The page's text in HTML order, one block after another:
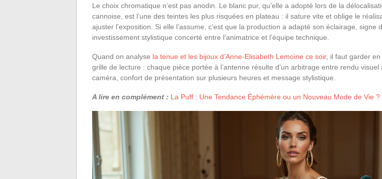
Le choix chromatique n’est pas anodin. Le blanc pur, qu’elle a adopté lors de la
cannoise, est l’une des teintes les plus risquées en plateau : il sature vite et oblige le
ajuster l’exposition. Si elle l’assume, c’est que la production a adapté son éclairage, signe
investissement stylistique concerté entre l’animatrice et l’équipe technique.
Quand on analyse la tenue et les bijoux d’Anne-Elisabeth Lemoine ce soir, il faut garder
grille de lecture : chaque pièce portée à l’antenne résulte d’un arbitrage entre rendu visuel
caméra, confort de présentation sur plusieurs heures et message stylistique.
A lire en complément : La Puff : Une Tendance Éphémère ou un Nouveau Mode de Vie ?